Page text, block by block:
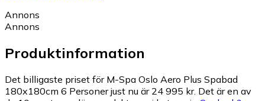
Annons
Annons
Produktinformation
Det billigaste priset för M-Spa Oslo Aero Plus Spabad
180x180cm 6 Personer just nu är 24 995 kr. Det är en av